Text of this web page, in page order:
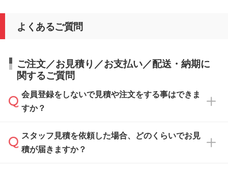
よくあるご質問
ご注文／お見積り／お支払い／配送・納期に
関するご質問
会員登録をしないで見積や注文をする事はできま
すか？
可能です。見積・注文フォームにて『ゲストの
まま進む』ボタンからお進みのうえ、ご依頼く
スタッフ見積を依頼した場合、どのくらいでお見
積が届きますか？